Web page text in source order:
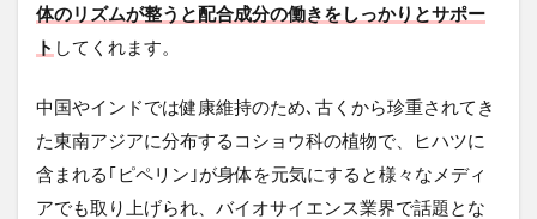
体のリズムが整うと配合成分の働きをしっかりとサポー
ト してくれます。
中国やインドでは健康維持のため､古くから珍重されてき
た東南アジアに分布するコショウ科の植物で、ヒハツに
含まれる｢ピペリン｣が身体を元気にすると様々なメディ
アでも取り上げられ、バイオサイエンス業界で話題とな